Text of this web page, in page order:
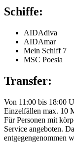
Schiffe:
AIDAdiva
AIDAmar
Mein Schiff 7
MSC Poesia
Transfer:
Von 11:00 bis 18:00
Einzelfällen max. 10
Für Personen mit
Service angeboten.
entgegengenommen